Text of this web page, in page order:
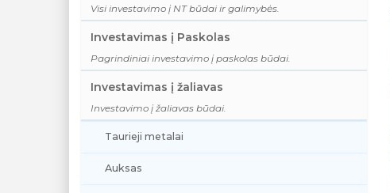
Visi investavimo į NT būdai ir galimybės.
Investavimas į Paskolas
Pagrindiniai investavimo į paskolas būdai.
Investavimas į žaliavas
Investavimo į žaliavas būdai.
Taurieji metalai
Auksas